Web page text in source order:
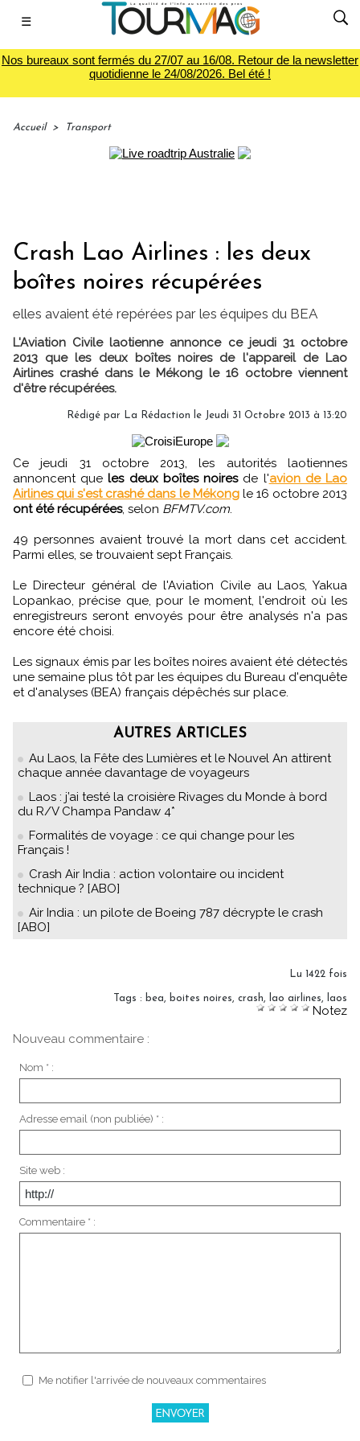
☰
Nos bureaux sont fermés du 27/07 au 16/08. Retour de la newsletter
quotidienne le 24/08/2026. Bel été !
Accueil > Transport
Crash Lao Airlines : les deux
boîtes noires récupérées
elles avaient été repérées par les équipes du BEA
L'Aviation Civile laotienne annonce ce jeudi 31 octobre
2013 que les deux boîtes noires de l'appareil de Lao
Airlines crashé dans le Mékong le 16 octobre viennent
d'être récupérées.
Rédigé par La Rédaction le Jeudi 31 Octobre 2013 à 13:20
Ce jeudi 31 octobre 2013, les autorités laotiennes
annoncent queles deux boîtes noiresde l'avion de Lao
Airlines qui s'est crashé dans le Mékongle 16 octobre 2013
ont été récupérées, selon BFMTV.com.
49 personnes avaient trouvé la mort dans cet accident.
Parmi elles, se trouvaient sept Français.
Le Directeur général de l'Aviation Civile au Laos, Yakua
Lopankao, précise que, pour le moment, l'endroit où les
enregistreurs seront envoyés pour être analysés n'a pas
encore été choisi.
Les signaux émis par les boîtes noires avaient été détectés
une semaine plus tôt par les équipes du Bureau d'enquête
et d'analyses (BEA) français dépêchés sur place.
AUTRES ARTICLES
Au Laos, la Fête des Lumières et le Nouvel An attirent
chaque année davantage de voyageurs
Laos : j’ai testé la croisière Rivages du Monde à bord
du R/V Champa Pandaw 4*
Formalités de voyage : ce qui change pour les
Français !
Crash Air India : action volontaire ou incident
technique ? [ABO]
Air India : un pilote de Boeing 787 décrypte le crash
[ABO]
Lu 1422 fois
Tags : bea, boites noires, crash, lao airlines, laos
Notez
Nouveau commentaire :
Nom * :
Adresse email (non publiée) * :
Site web :
Commentaire * :
Me notifier l'arrivée de nouveaux commentaires